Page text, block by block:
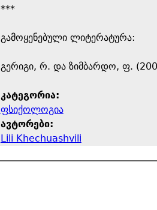
***
გამოყენებული ლიტერატურა:
გერიგი, რ. და ზიმბარდო, ფ.
კატეგორია:
ფსიქოლოგია
ავტორები:
Lili Khechuashvili